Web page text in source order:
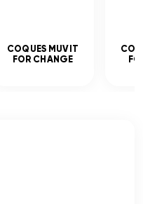
COQUES MUVIT
FOR CHANGE